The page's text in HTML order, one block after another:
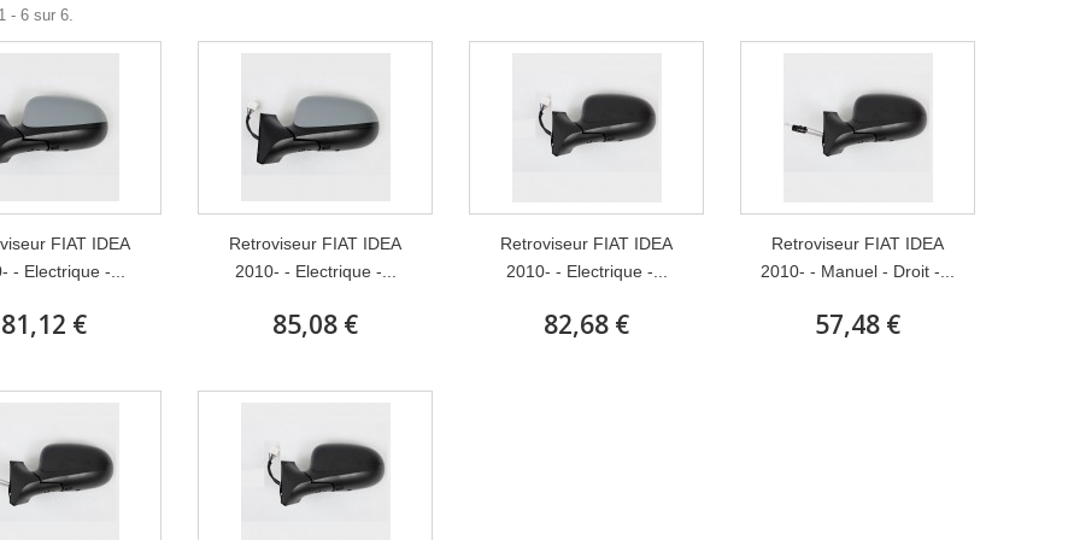
- 6 sur 6.
FIAT IDEA
- Electrique -...
81,12 €
Retroviseur FIAT IDEA
2010- - Electrique -...
85,08 €
Retroviseur FIAT IDEA
2010- - Electrique -...
82,68 €
Retroviseur FIAT IDEA
2010- - Manuel - Droit -...
57,48 €